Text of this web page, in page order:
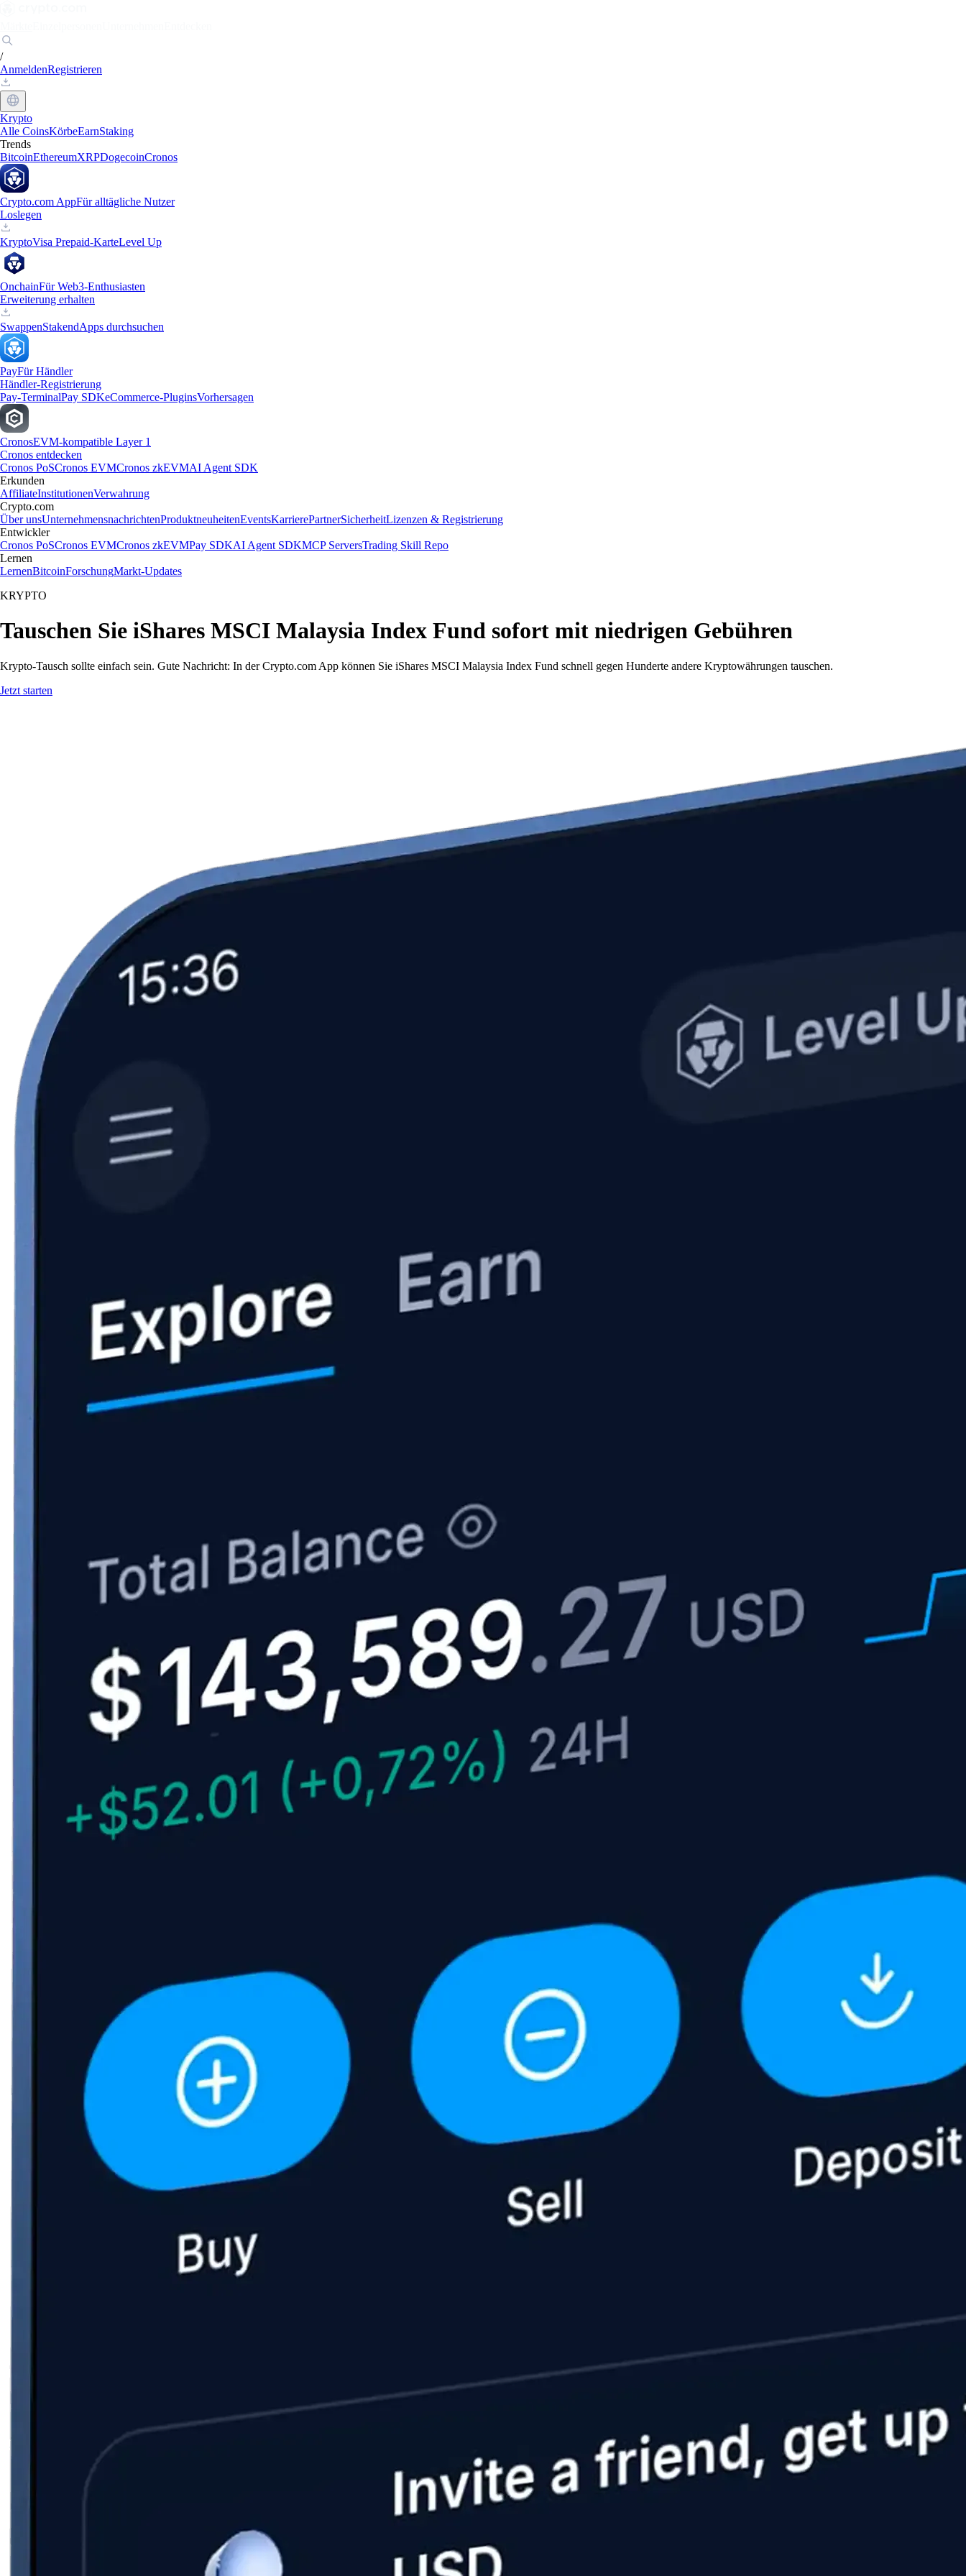
/
AnmeldenRegistrieren
Krypto
Alle CoinsKörbeEarnStaking
Trends
BitcoinEthereumXRPDogecoinCronos
Crypto.com AppFür alltägliche Nutzer
Loslegen
KryptoVisa Prepaid-KarteLevel Up
OnchainFür Web3-Enthusiasten
Erweiterung erhalten
SwappenStakendApps durchsuchen
PayFür Händler
Händler-Registrierung
Pay-TerminalPay SDKeCommerce-PluginsVorhersagen
CronosEVM-kompatible Layer 1
Cronos entdecken
Cronos PoSCronos EVMCronos zkEVMAI Agent SDK
Erkunden
AffiliateInstitutionenVerwahrung
Crypto.com
Über unsUnternehmensnachrichtenProduktneuheitenEventsKarrierePartnerSicherheitLizenzen & Registrierung
Entwickler
Cronos PoSCronos EVMCronos zkEVMPay SDKAI Agent SDKMCP ServersTrading Skill Repo
Lernen
LernenBitcoinForschungMarkt-Updates
KRYPTO
Tauschen Sie iShares MSCI Malaysia Index Fund sofort mit niedrigen Gebühren
Krypto-Tausch sollte einfach sein. Gute Nachricht: In der Crypto.com App können Sie iShares MSCI Malaysia Index Fund schnell gegen Hunderte andere Kryptowährungen tauschen.
Jetzt starten